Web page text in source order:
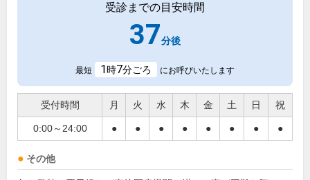
受診までの目安時間
37分後
最短 1時7分ごろ にお呼びいたします
受付時間 月 火 水 木 金 土 日 祝
0:00～24:00 ● ● ● ● ● ● ● ●
その他